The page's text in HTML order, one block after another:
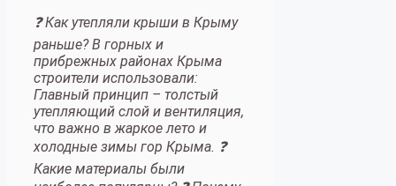
❓ Как утепляли крыши в Крыму
раньше? В горных и
прибрежных районах Крыма
строители использовали:
Главный принцип – толстый
утепляющий слой и вентиляция,
что важно в жаркое лето и
холодные зимы гор Крыма. ❓
Какие материалы были